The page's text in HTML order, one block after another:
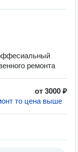
ремонта
от 3000 ₽
то цена выше